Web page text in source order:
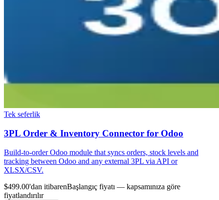
Tek seferlik
3PL Order & Inventory Connector for Odoo
Build-to-order Odoo module that syncs orders, stock levels and
tracking between Odoo and any external 3PL via API or
XLSX/CSV.
$499.00'dan itibarenBaşlangıç fiyatı — kapsamınıza göre
fiyatlandırılır